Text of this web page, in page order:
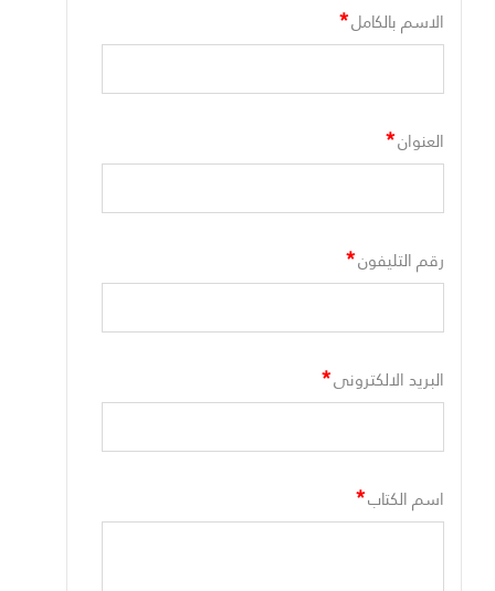
الاسم بالكامل*
العنوان*
رقم التليفون*
البريد الالكترونى*
اسم الكتاب*